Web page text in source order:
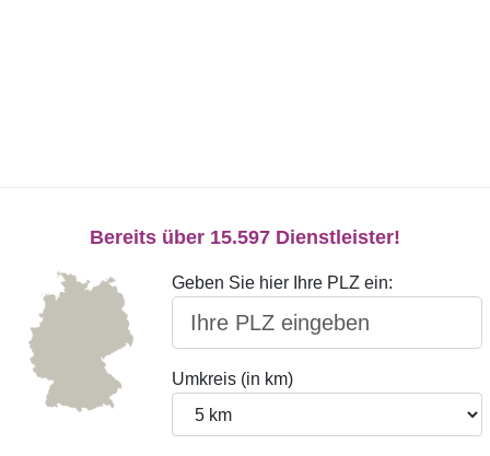
Bereits über 15.597 Dienstleister!
Geben Sie hier Ihre PLZ ein:
Umkreis (in km)